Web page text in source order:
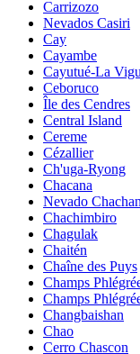
Carrizozo
Nevados Casiri
Cay
Cayambe
Cayutué-La
Ceboruco
Île des Cendres
Central Island
Cereme
Cézallier
Ch'uga-Ryong
Chacana
Nevado
Chachimbiro
Chagulak
Chaitén
Chaîne des Puys
Champs
Champs
Changbaishan
Chao
Cerro Chascon